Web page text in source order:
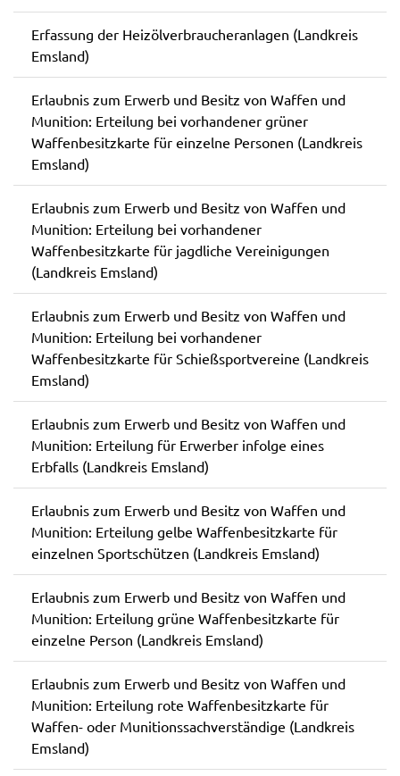
Erfassung der Heizölverbraucheranlagen (Landkreis
Emsland)
Erlaubnis zum Erwerb und Besitz von Waffen und
Munition: Erteilung bei vorhandener grüner
Waffenbesitzkarte für einzelne Personen (Landkreis
Emsland)
Erlaubnis zum Erwerb und Besitz von Waffen und
Munition: Erteilung bei vorhandener
Waffenbesitzkarte für jagdliche Vereinigungen
(Landkreis Emsland)
Erlaubnis zum Erwerb und Besitz von Waffen und
Munition: Erteilung bei vorhandener
Waffenbesitzkarte für Schießsportvereine (Landkreis
Emsland)
Erlaubnis zum Erwerb und Besitz von Waffen und
Munition: Erteilung für Erwerber infolge eines
Erbfalls (Landkreis Emsland)
Erlaubnis zum Erwerb und Besitz von Waffen und
Munition: Erteilung gelbe Waffenbesitzkarte für
einzelnen Sportschützen (Landkreis Emsland)
Erlaubnis zum Erwerb und Besitz von Waffen und
Munition: Erteilung grüne Waffenbesitzkarte für
einzelne Person (Landkreis Emsland)
Erlaubnis zum Erwerb und Besitz von Waffen und
Munition: Erteilung rote Waffenbesitzkarte für
Waffen- oder Munitionssachverständige (Landkreis
Emsland)